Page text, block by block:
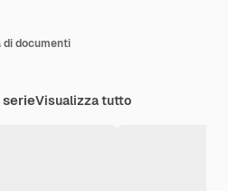
documenti
Visualizza tutto